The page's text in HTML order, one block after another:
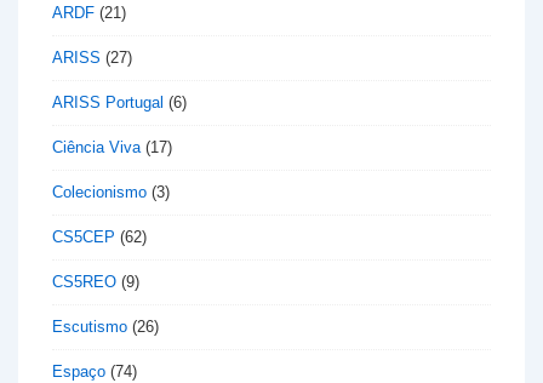
ARDF (21)
ARISS (27)
ARISS Portugal (6)
Ciência Viva(17)
Colecionismo (3)
CS5CEP (62)
CS5REO (9)
Escutismo (26)
Espaço (74)